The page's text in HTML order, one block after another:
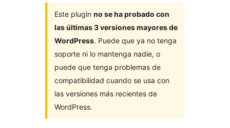
Este plugin no se ha probado con
las últimas 3 versiones mayores de
WordPress. Puede que ya no tenga
soporte ni lo mantenga nadie, o
puede que tenga problemas de
compatibilidad cuando se usa con
las versiones más recientes de
WordPress.